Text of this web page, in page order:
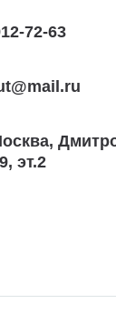
72-63
эт.2